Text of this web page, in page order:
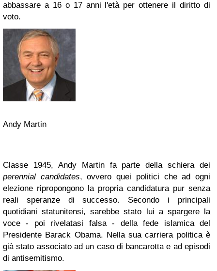
abbassare a 16 o 17 anni l'età per ottenere il diritto di
voto.
Andy Martin
Classe 1945, Andy Martin fa parte della schiera dei
perennial candidates, ovvero quei politici che ad ogni
elezione ripropongono la propria candidatura pur senza
reali speranze di successo. Secondo i principali
quotidiani statunitensi, sarebbe stato lui a spargere la
voce - poi rivelatasi falsa - della fede islamica del
Presidente Barack Obama. Nella sua carriera politica è
già stato associato ad un caso di bancarotta e ad episodi
di antisemitismo.